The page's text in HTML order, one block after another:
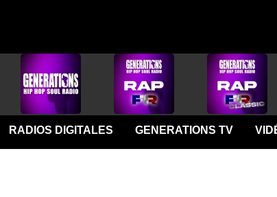
RADIOS DIGITALES GENERATIONS TV